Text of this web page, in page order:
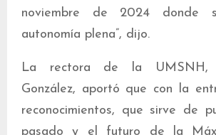
noviembre de 2024 donde
autonomía plena”, dijo.
La rectora de la UMSNH,
González, aportó que con la
reconocimientos, que sirve de
pasado y el futuro de la